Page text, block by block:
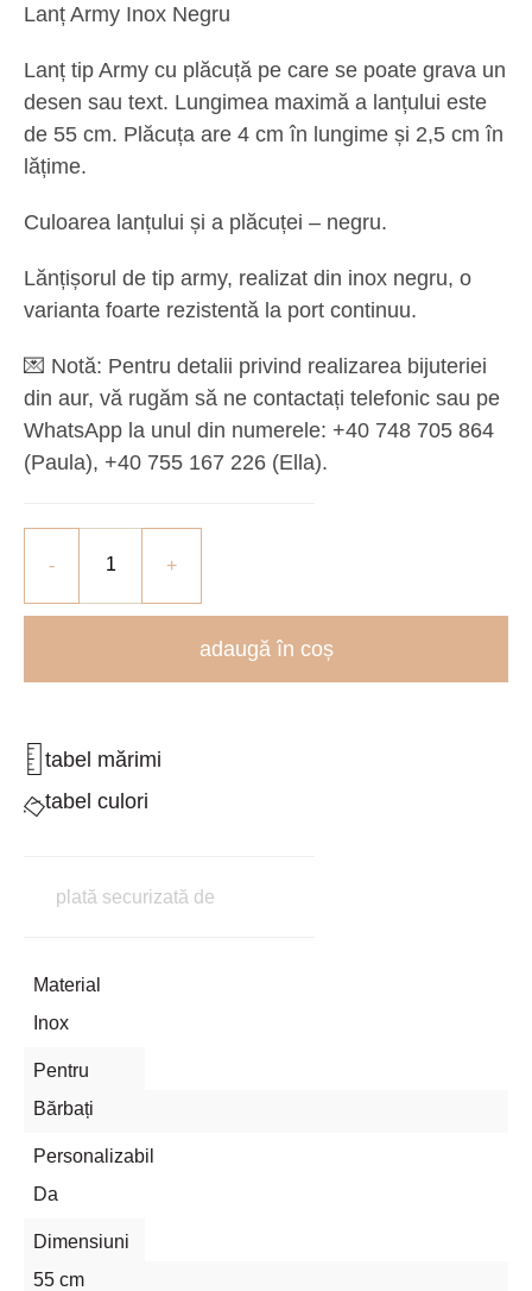
Lanț Army Inox Negru
Lanț tip Army cu plăcuță pe care se poate grava un
desen sau text. Lungimea maximă a lanțului este
de 55 cm. Plăcuța are 4 cm în lungime și 2,5 cm în
lățime.
Culoarea lanțului și a plăcuței – negru.
Lănțișorul de tip army, realizat din inox negru, o
varianta foarte rezistentă la port continuu.
💌 Notă: Pentru detalii privind realizarea bijuteriei
din aur, vă rugăm să ne contactați telefonic sau pe
WhatsApp la unul din numerele: +40 748 705 864
(Paula), ‪+40 755 167 226‬ (Ella).
adaugă în coș
tabel mărimi
tabel culori
plată securizată de
Material
Inox
Pentru
Bărbați
Personalizabil
Da
Dimensiuni
55 cm